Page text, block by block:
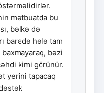
mətbuatda bu
bəlkə də
barədə hələ tam
baxmayaraq, bəzi
kimi görünür.
yerini tapacaq